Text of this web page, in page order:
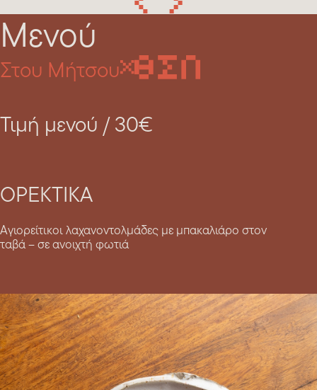
Μενού
Στου Μήτσου
Τιμή μενού / 30€
ΟΡΕΚΤΙΚΑ
Αγιορείτικοι λαχανοντολμάδες με μπακαλιάρο στον
ταβά – σε ανοιχτή φωτιά